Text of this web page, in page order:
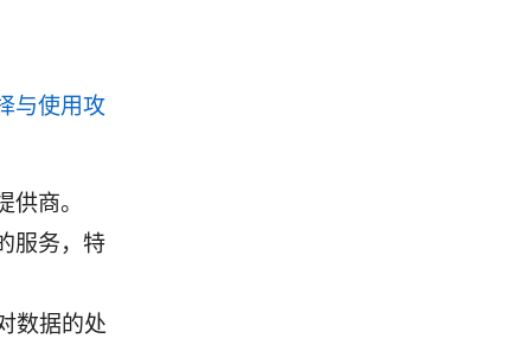
与使用攻
商。
服务，特
数据的处